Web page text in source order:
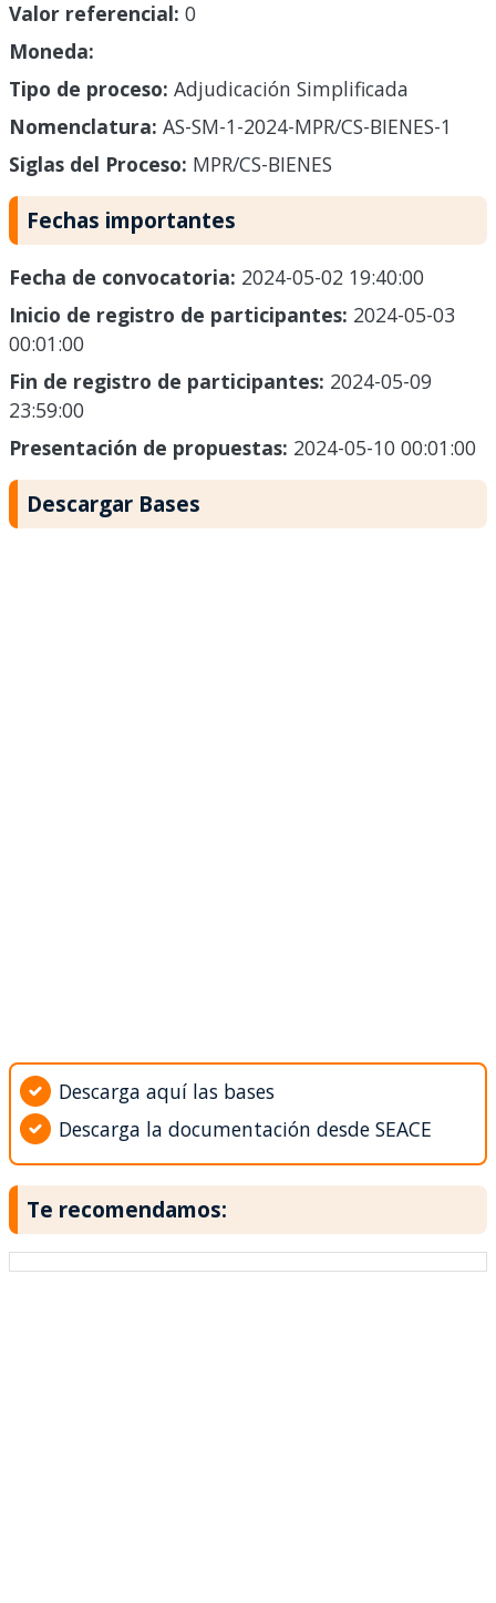
Valor referencial: 0
Moneda:
Tipo de proceso: Adjudicación Simplificada
Nomenclatura: AS-SM-1-2024-MPR/CS-BIENES-1
Siglas del Proceso: MPR/CS-BIENES
Fechas importantes
Fecha de convocatoria: 2024-05-02 19:40:00
Inicio de registro de participantes: 2024-05-03
00:01:00
Fin de registro de participantes: 2024-05-09
23:59:00
Presentación de propuestas: 2024-05-10 00:01:00
Descargar Bases
Descarga aquí las bases
Descarga la documentación desde SEACE
Te recomendamos: